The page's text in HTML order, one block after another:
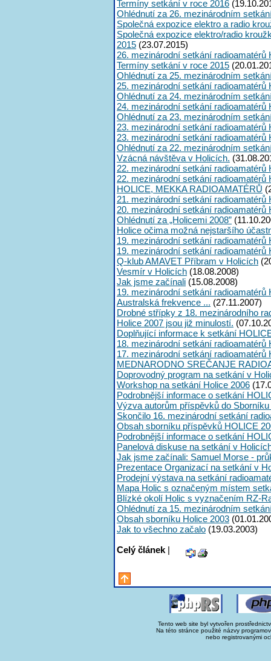
Termíny setkání v roce 2016
Ohlédnutí za 26. mezinárodním
Společná expozice elektro a radio
Společná expozice elektro/radio
2015 (23.07.2015)
26. mezinárodní setkání radioamatérů
Termíny setkání v roce 2015
Ohlédnutí za 25. mezinárodním
25. mezinárodní setkání radioamatérů
Ohlédnutí za 24. mezinárodním
24. mezinárodní setkání radioamatérů
Ohlédnutí za 23. mezinárodním
23. mezinárodní setkání
23. mezinárodní setkání radioamatérů
Ohlédnutí za 22. mezinárodním
Vzácná návštěva v Holicích.
22. mezinárodní setkání
22. mezinárodní setkání radioamatérů
HOLICE, MEKKA RADIOAMATÉRŮ
21. mezinárodní setkání radioamatérů
20. mezinárodní setkání radioamatérů
Ohlédnutí za „Holicemi 2008”
Holice očima možná nejstaršího
19. mezinárodní setkání radioamatérů
19. mezinárodní setkání
Q-klub AMAVET Příbram v Holicích
Vesmír v Holicích (18.08.2008)
Jak jsme začínali (15.08.2008)
19. mezinárodní setkání
Australská frekvence ... (27.11.2007)
Drobné střípky z 18. mezinárodního
Holice 2007 jsou již minulostí.
Doplňující informace k setkání
18. mezinárodní setkání radioamatérů
17. mezinárodní setkání radioamatérů
MEDNARODNO SREČANJE
Doprovodný program na setkání v
Workshop na setkání Holice 2006
Podrobnější informace o setkání
Výzva autorům příspěvků do
Skončilo 16. mezinárodní setkání
Obsah sborníku příspěvků HOLICE
Podrobnější informace o setkání
Panelová diskuse na setkání v
Jak jsme začínali: Samuel Morse -
Prezentace Organizací na setkání v
Prodejní výstava na setkání
Mapa Holic s označeným místem
Blízké okolí Holic s vyznačením RZ-
Ohlédnutí za 15. mezinárodním
Obsah sborníku Holice 2003
Jak to všechno začalo (19.03.2003)
Celý článek |
Tento web site byl vytvořen
Na této stránce použité názvy
nebo registrovanými